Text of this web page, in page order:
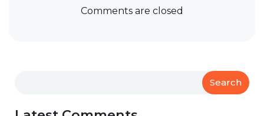
Comments are closed
Search